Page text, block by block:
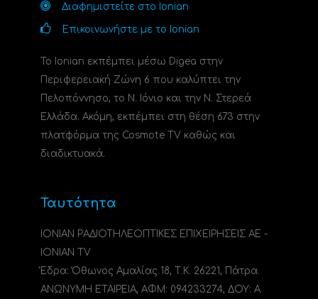
Διαφημιστείτε στο Ionian
Επικοινωνήστε με το Ionian
Το Ionian εκπέμπει μέσω Digea στην
Περιφερειακή Ζώνη 6 που καλύπτει την
Πελοπόννησο, το N. Ιόνιο και την Ν. Στερεά
Ελλάδα. Ακόμη, εκπέμπει στη θέση 673 στην
πλατφόρμα της Cosmote TV καθώς και
διαδικτυακά.
Ταυτότητα
ΙΟΝΙΑΝ ΡΑΔΙΟΤΗΛΕΟΠΤΙΚΕΣ ΕΠΙΧΕΙΡΗΣΕΙΣ ΑΕ -
IONIAN TV
Έδρα: Όθωνος Αμαλίας 18, Τ.Κ. 26221, Πάτρα.
ΑΝΩΝΥΜΗ ΕΤΑΙΡΕΙΑ, ΑΦΜ: 094233274, ΔΟΥ: A